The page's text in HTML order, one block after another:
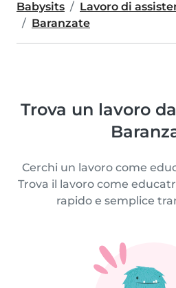
Babysits
Lavoro di
Baranzate
Trova un lavoro
Cerchi un lavoro come
Trova il lavoro come
rapido e semplice